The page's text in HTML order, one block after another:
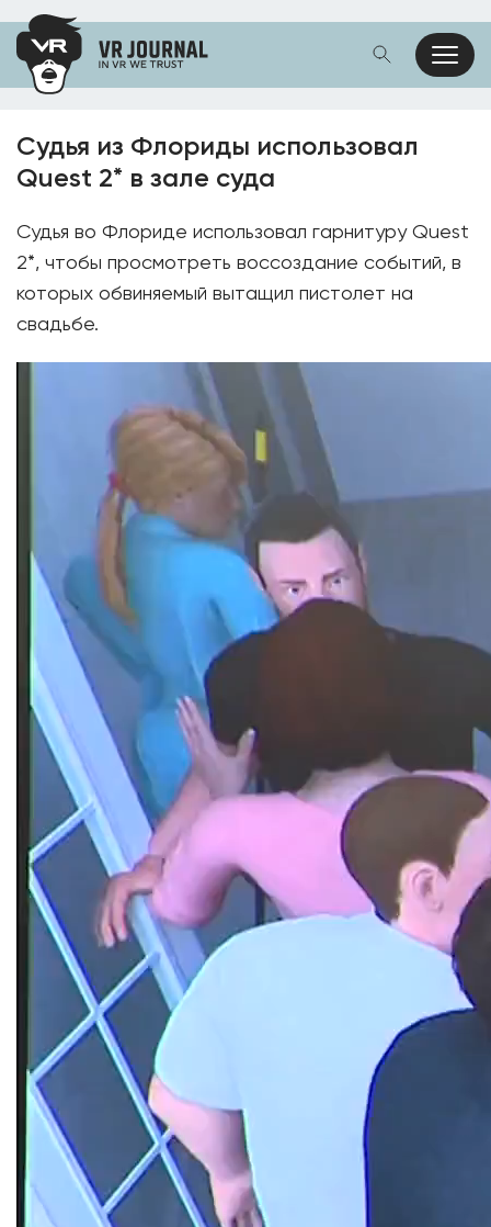
Судья из Флориды использовал
Quest 2* в зале суда
Судья во Флориде использовал гарнитуру Quest
2*, чтобы просмотреть воссоздание событий, в
которых обвиняемый вытащил пистолет на
свадьбе.